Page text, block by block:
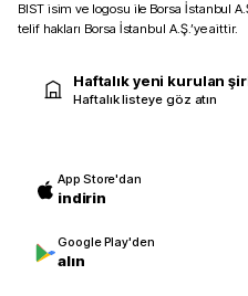
BIST isim ve logosu ile Borsa İstanbul
telif hakları Borsa İstanbul A.Ş.’ye aittir.
Haftalık yeni kurulan
Haftalık listeye göz atın
App Store'dan
indirin
Google Play'den
alın